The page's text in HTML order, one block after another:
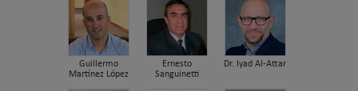
Guillermo
Martínez López
Ernesto
Sanguinetti
Dr. Iyad Al-Attar